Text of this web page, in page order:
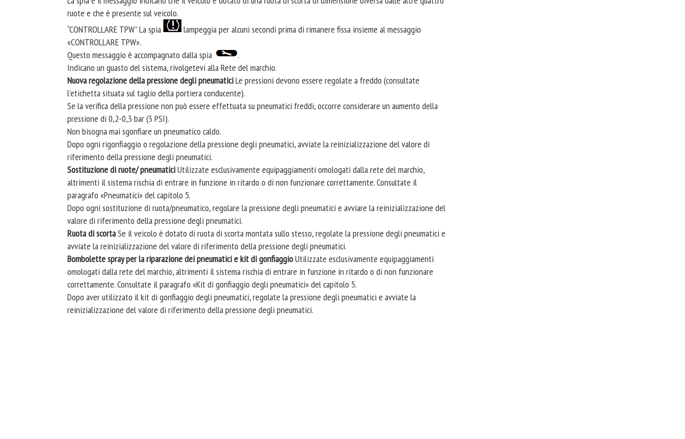
ruote e che è presente sul veicolo.
“CONTROLLARE TPW” La spia
lampeggia per alcuni secondi prima di rimanere fissa insieme al messaggio
«CONTROLLARE TPW».
Questo messaggio è accompagnato dalla spia
.
Indicano un guasto del sistema, rivolgetevi alla Rete del marchio.
Nuova regolazione della pressione degli pneumaticiLe pressioni devono essere regolate a freddo (consultate
l’etichetta situata sul taglio della portiera conducente).
Se la verifica della pressione non può essere effettuata su pneumatici freddi, occorre considerare un aumento della
pressione di 0,2-0,3 bar (3 PSI).
Non bisogna mai sgonfiare un pneumatico caldo.
Dopo ogni rigonfiaggio o regolazione della pressione degli pneumatici, avviate la reinizializzazione del valore di
riferimento della pressione degli pneumatici.
Sostituzione di ruote/ pneumaticiUtilizzate esclusivamente equipaggiamenti omologati dalla rete del marchio,
altrimenti il sistema rischia di entrare in funzione in ritardo o di non funzionare correttamente. Consultate il
paragrafo «Pneumatici» del capitolo 5.
Dopo ogni sostituzione di ruota/pneumatico, regolare la pressione degli pneumatici e avviare la reinizializzazione del
valore di riferimento della pressione degli pneumatici.
Ruota di scortaSe il veicolo è dotato di ruota di scorta montata sullo stesso, regolate la pressione degli pneumatici e
avviate la reinizializzazione del valore di riferimento della pressione degli pneumatici.
Bombolette spray per la riparazione dei pneumatici e kit di gonfiaggioUtilizzate esclusivamente equipaggiamenti
omologati dalla rete del marchio, altrimenti il sistema rischia di entrare in funzione in ritardo o di non funzionare
correttamente. Consultate il paragrafo «Kit di gonfiaggio degli pneumatici» del capitolo 5.
Dopo aver utilizzato il kit di gonfiaggio degli pneumatici, regolate la pressione degli pneumatici e avviate la
reinizializzazione del valore di riferimento della pressione degli pneumatici.